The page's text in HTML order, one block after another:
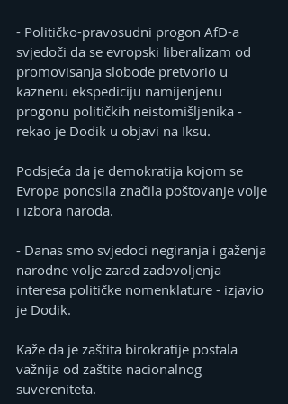
- Političko-pravosudni progon AfD-a
svjedoči da se evropski liberalizam od
promovisanja slobode pretvorio u
kaznenu ekspediciju namijenjenu
progonu političkih neistomišljenika -
rekao je Dodik u objavi na Iksu.
Podsjeća da je demokratija kojom se
Evropa ponosila značila poštovanje volje
i izbora naroda.
- Danas smo svjedoci negiranja i gaženja
narodne volje zarad zadovoljenja
interesa političke nomenklature - izjavio
je Dodik.
Kaže da je zaštita birokratije postala
važnija od zaštite nacionalnog
suvereniteta.